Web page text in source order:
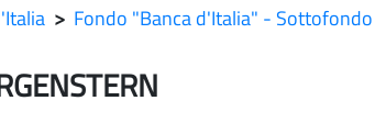
> Fondo "Banca d'Italia" -